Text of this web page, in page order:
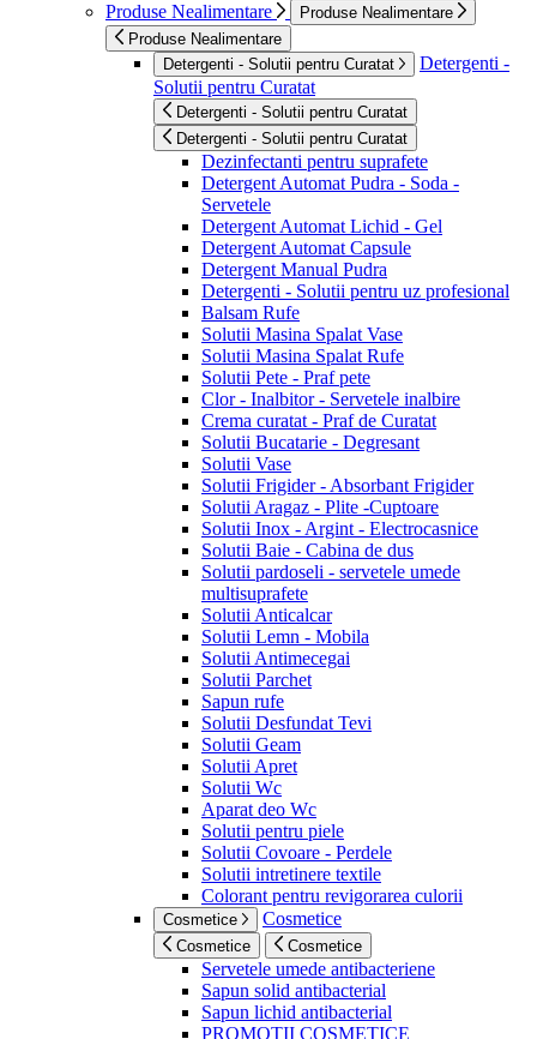
Produse Nealimentare
Produse Nealimentare
Produse Nealimentare
Detergenti - Solutii pentru Curatat
Detergenti -
Solutii pentru Curatat
Detergenti - Solutii pentru Curatat
Detergenti - Solutii pentru Curatat
Dezinfectanti pentru suprafete
Detergent Automat Pudra - Soda -
Servetele
Detergent Automat Lichid - Gel
Detergent Automat Capsule
Detergent Manual Pudra
Detergenti - Solutii pentru uz profesional
Balsam Rufe
Solutii Masina Spalat Vase
Solutii Masina Spalat Rufe
Solutii Pete - Praf pete
Clor - Inalbitor - Servetele inalbire
Crema curatat - Praf de Curatat
Solutii Bucatarie - Degresant
Solutii Vase
Solutii Frigider - Absorbant Frigider
Solutii Aragaz - Plite -Cuptoare
Solutii Inox - Argint - Electrocasnice
Solutii Baie - Cabina de dus
Solutii pardoseli - servetele umede
multisuprafete
Solutii Anticalcar
Solutii Lemn - Mobila
Solutii Antimecegai
Solutii Parchet
Sapun rufe
Solutii Desfundat Tevi
Solutii Geam
Solutii Apret
Solutii Wc
Aparat deo Wc
Solutii pentru piele
Solutii Covoare - Perdele
Solutii intretinere textile
Colorant pentru revigorarea culorii
Cosmetice Cosmetice
Cosmetice Cosmetice
Servetele umede antibacteriene
Sapun solid antibacterial
Sapun lichid antibacterial
PROMOTII COSMETICE